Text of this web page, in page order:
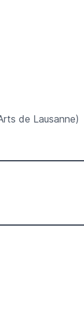
de Lausanne)